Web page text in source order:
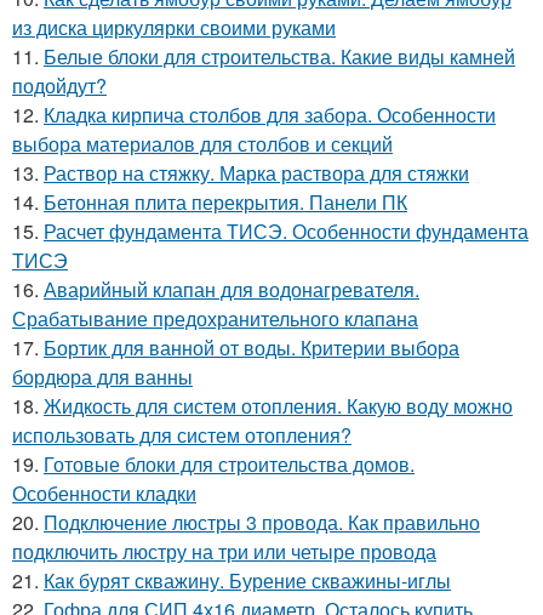
из диска циркулярки своими руками
11. Белые блоки для строительства. Какие виды камней
подойдут?
12. Кладка кирпича столбов для забора. Особенности
выбора материалов для столбов и секций
13. Раствор на стяжку. Марка раствора для стяжки
14. Бетонная плита перекрытия. Панели ПК
15. Расчет фундамента ТИСЭ. Особенности фундамента
ТИСЭ
16. Аварийный клапан для водонагревателя.
Срабатывание предохранительного клапана
17. Бортик для ванной от воды. Критерии выбора
бордюра для ванны
18. Жидкость для систем отопления. Какую воду можно
использовать для систем отопления?
19. Готовые блоки для строительства домов.
Особенности кладки
20. Подключение люстры 3 провода. Как правильно
подключить люстру на три или четыре провода
21. Как бурят скважину. Бурение скважины-иглы
22. Гофра для СИП 4х16 диаметр. Осталось купить